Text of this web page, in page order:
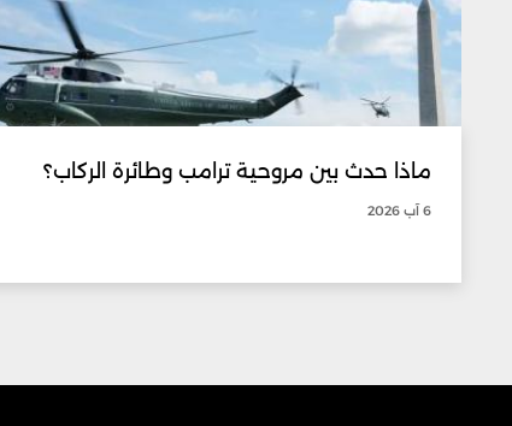
ماذا حدث بين مروحية ترامب وطائرة الركاب؟
6 آب 2026